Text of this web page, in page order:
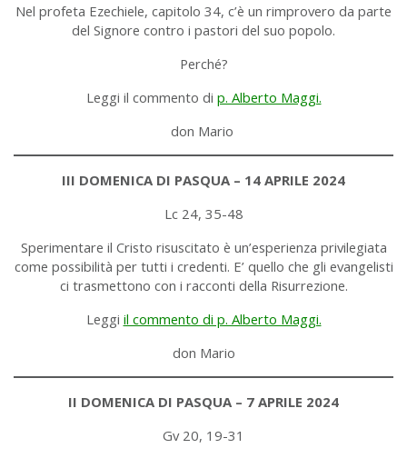
Nel profeta Ezechiele, capitolo 34, c’è un rimprovero da parte
del Signore contro i pastori del suo popolo.
Perché?
Leggi il commento di p. Alberto Maggi.
don Mario
III DOMENICA DI PASQUA – 14 APRILE 2024
Lc 24, 35-48
Sperimentare il Cristo risuscitato è un’esperienza privilegiata
come possibilità per tutti i credenti. E’ quello che gli evangelisti
ci trasmettono con i racconti della Risurrezione.
Leggi il commento di p. Alberto Maggi.
don Mario
II DOMENICA DI PASQUA – 7 APRILE 2024
Gv 20, 19-31